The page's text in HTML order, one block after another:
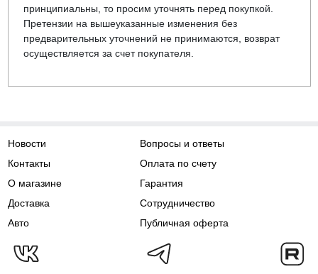
принципиальны, то просим уточнять перед покупкой.
Претензии на вышеуказанные изменения без
предварительных уточнений не принимаются, возврат
осуществляется за счет покупателя.
Новости
Контакты
О магазине
Доставка
Авто
Вопросы и ответы
Оплата по счету
Гарантия
Сотрудничество
Публичная оферта